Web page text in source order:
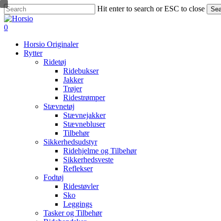
Skip
to
main
Hit enter to search or ESC to close
Close
Search
search
account
0
Horsio Originaler
Rytter
Ridetøj
Ridebukser
Jakker
Trøjer
Ridestrømper
Stævnetøj
Stævnejakker
Stævnebluser
Tilbehør
Sikkerhedsudstyr
Ridehjelme og Tilbehør
Sikkerhedsveste
Reflekser
Fodtøj
Ridestøvler
Sko
Leggings
Tasker og Tilbehør